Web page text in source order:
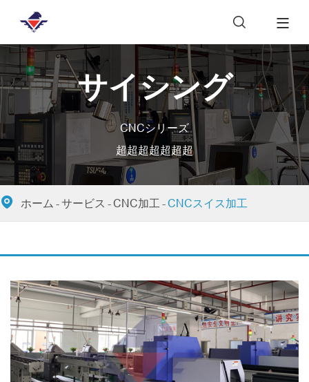

サイシング
CNCシリーズ
超超超超超超超
 ホーム サービス CNC加工 CNCスイス加工